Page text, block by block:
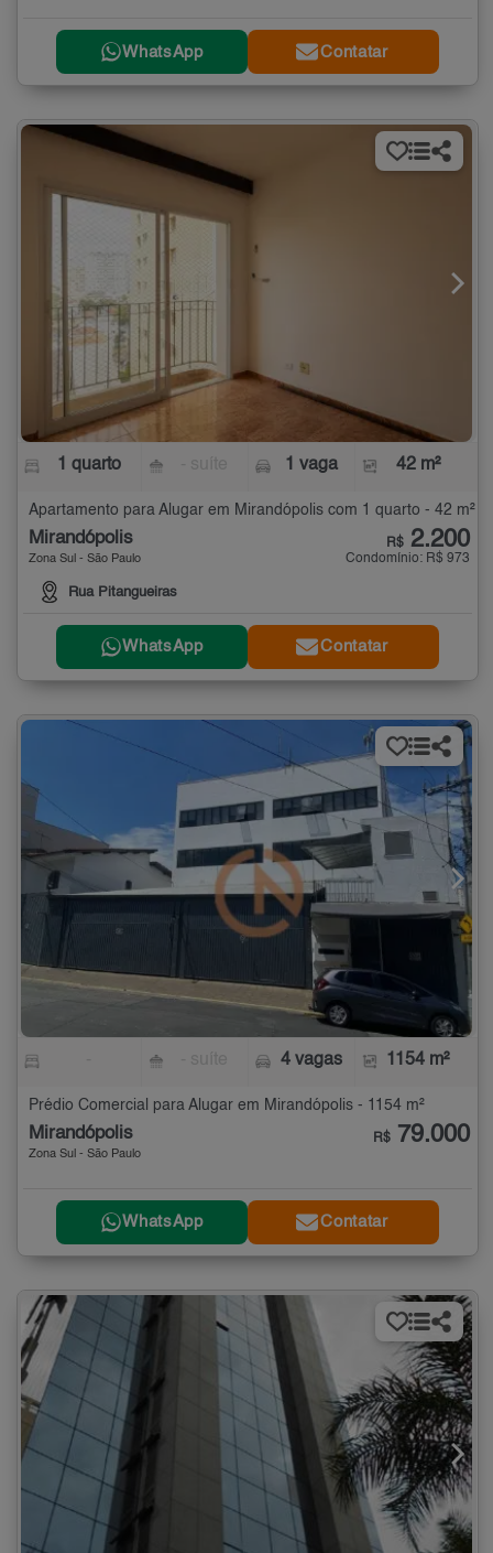
WhatsApp Contatar
1 quarto 1 vaga 42 m²
Apartamento para Alugar em Mirandópolis com 1 quarto - 42 m²
Mirandópolis
Zona Sul - São Paulo
Rua Pitangueiras
R$ 2.200
Condomínio: R$ 973
WhatsApp Contatar
4 vagas 1154 m²
Prédio Comercial para Alugar em Mirandópolis - 1154 m²
Mirandópolis
Zona Sul - São Paulo
R$ 79.000
WhatsApp Contatar